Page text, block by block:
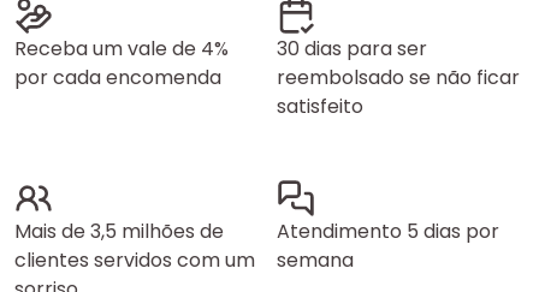
Receba um vale de 4%
por cada encomenda
30 dias para ser
reembolsado se não ficar
satisfeito
Mais de 3,5 milhões de
clientes servidos com um
Atendimento 5 dias por
semana